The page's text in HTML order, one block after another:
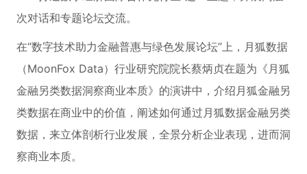
次对话和专题论坛交流。
在“数字技术助力金融普惠与绿色发展论坛”上，月狐数据
（MoonFox Data）行业研究院院长蔡炳贞在题为《月狐
金融另类数据洞察商业本质》的演讲中，介绍月狐金融另
类数据在商业中的价值，阐述如何通过月狐数据金融另类
数据，来立体剖析行业发展，全景分析企业表现，进而洞
察商业本质。